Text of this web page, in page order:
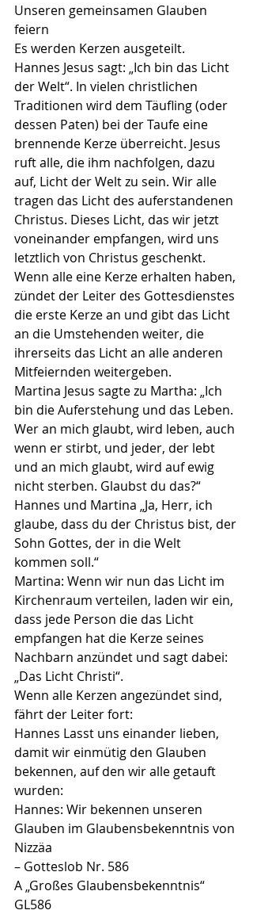
Unseren gemeinsamen Glauben
feiern
Es werden Kerzen ausgeteilt.
Hannes Jesus sagt: „Ich bin das Licht
der Welt“. In vielen christlichen
Traditionen wird dem Täufling (oder
dessen Paten) bei der Taufe eine
brennende Kerze überreicht. Jesus
ruft alle, die ihm nachfolgen, dazu
auf, Licht der Welt zu sein. Wir alle
tragen das Licht des auferstandenen
Christus. Dieses Licht, das wir jetzt
voneinander empfangen, wird uns
letztlich von Christus geschenkt.
Wenn alle eine Kerze erhalten haben,
zündet der Leiter des Gottesdienstes
die erste Kerze an und gibt das Licht
an die Umstehenden weiter, die
ihrerseits das Licht an alle anderen
Mitfeiernden weitergeben.
Martina Jesus sagte zu Martha: „Ich
bin die Auferstehung und das Leben.
Wer an mich glaubt, wird leben, auch
wenn er stirbt, und jeder, der lebt
und an mich glaubt, wird auf ewig
nicht sterben. Glaubst du das?“
Hannes und Martina „Ja, Herr, ich
glaube, dass du der Christus bist, der
Sohn Gottes, der in die Welt
kommen soll.“
Martina: Wenn wir nun das Licht im
Kirchenraum verteilen, laden wir ein,
dass jede Person die das Licht
empfangen hat die Kerze seines
Nachbarn anzündet und sagt dabei:
„Das Licht Christi“.
Wenn alle Kerzen angezündet sind,
fährt der Leiter fort:
Hannes Lasst uns einander lieben,
damit wir einmütig den Glauben
bekennen, auf den wir alle getauft
wurden:
Hannes: Wir bekennen unseren
Glauben im Glaubensbekenntnis von
Nizzäa
– Gotteslob Nr. 586
A „Großes Glaubensbekenntnis“
GL586